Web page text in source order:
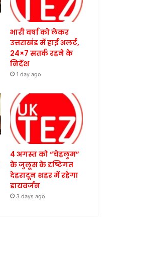
भारी वर्षा को लेकर
उत्तराखंड में हाई अलर्ट,
24×7 सतर्क रहने के
निर्देश
1 day ago
4 अगस्त को “चेहलुम”
के जुलूस के दृष्टिगत
देहरादून शहर में रहेगा
डायवर्जन
3 days ago